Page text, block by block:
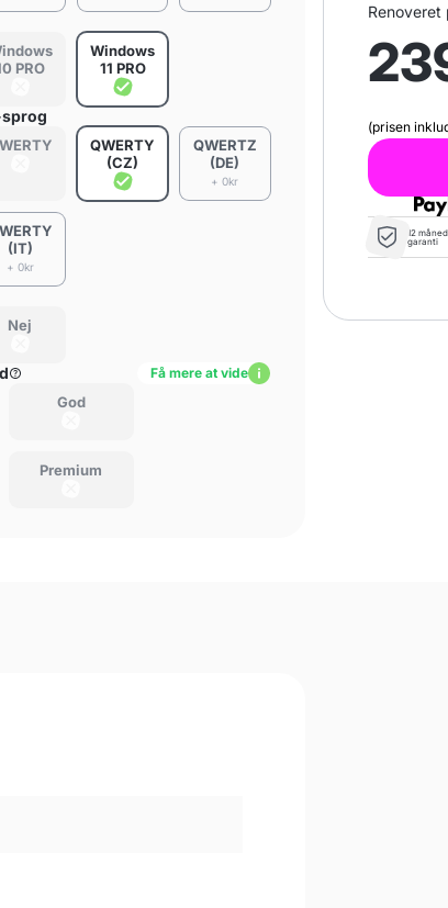
PRO
Windows
11 PRO
QWERTY
(CZ)
QWERTZ
(DE)
+ 0kr
(IT)
+ 0kr
Nej
Få mere at vide
God
Premium
Renoveret
(prisen
12
garanti